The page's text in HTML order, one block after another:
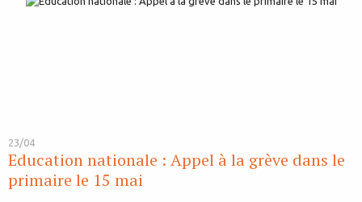
23/04
Education nationale : Appel à la grève dans le
primaire le 15 mai